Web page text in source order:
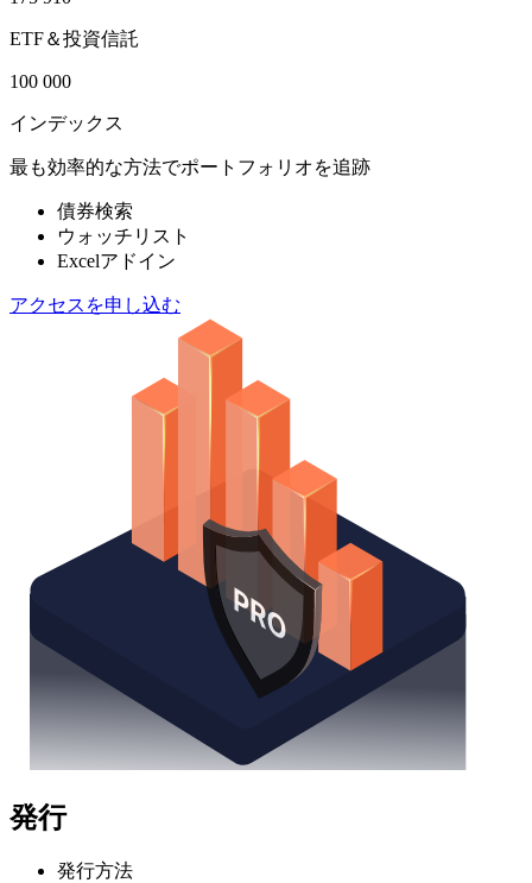
ETF＆投資信託
100 000
インデックス
最も効率的な方法でポートフォリオを追跡
債券検索
ウォッチリスト
Excelアドイン
アクセスを申し込む
発行
発行方法